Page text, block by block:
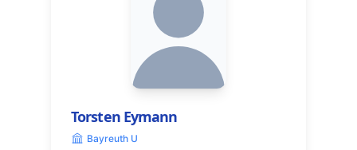
Torsten Eymann
Bayreuth U